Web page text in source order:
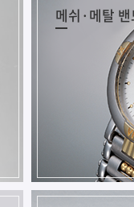
메쉬·메탈 밴